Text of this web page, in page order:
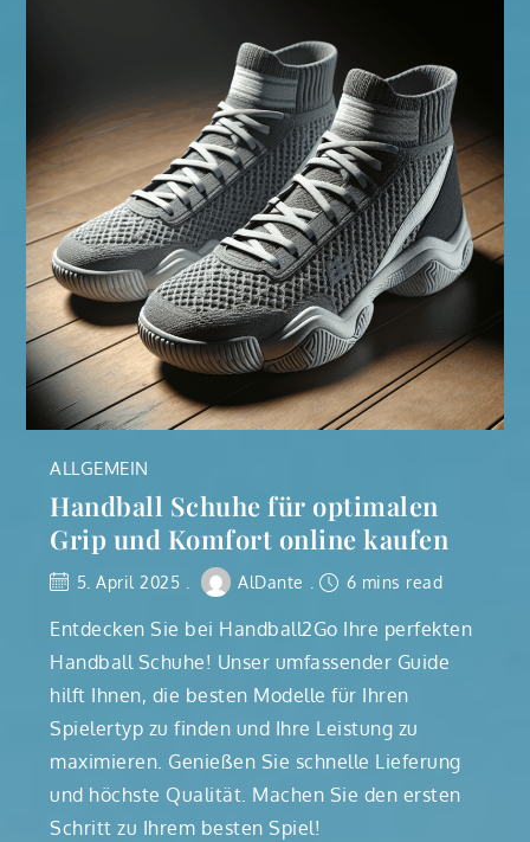
ALLGEMEIN
Handball Schuhe für optimalen
Grip und Komfort online kaufen
5. April 2025 AlDante 6 mins read
Entdecken Sie bei Handball2Go Ihre perfekten
Handball Schuhe! Unser umfassender Guide
hilft Ihnen, die besten Modelle für Ihren
Spielertyp zu finden und Ihre Leistung zu
maximieren. Genießen Sie schnelle Lieferung
und höchste Qualität. Machen Sie den ersten
Schritt zu Ihrem besten Spiel!